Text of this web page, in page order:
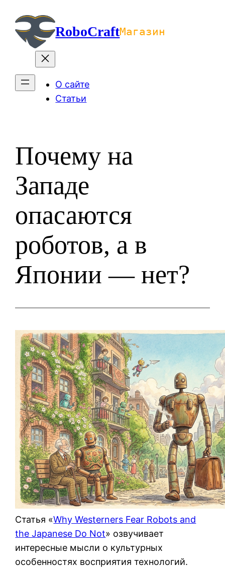
содержимомуRoboCraftМагазин
О сайте
Статьи
Почему на
Западе
опасаются
роботов, а в
Японии — нет?
Статья «Why Westerners Fear Robots and
the Japanese Do Not» озвучивает
интересные мысли о культурных
особенностях восприятия технологий.